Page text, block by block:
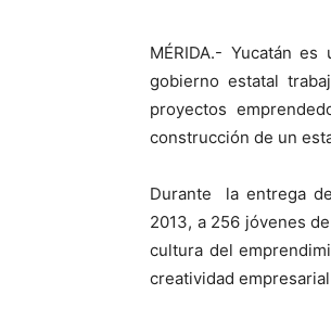
MÉRIDA.- Yucatán
gobierno estatal
proyectos
construcción de un
Durante la entrega
2013, a 256 jóvenes
cultura del
creatividad